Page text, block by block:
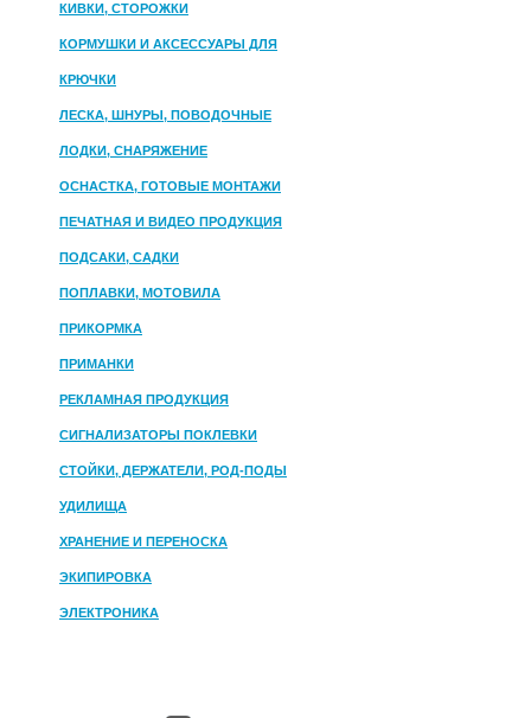
КИВКИ, СТОРОЖКИ
КОРМУШКИ И АКСЕССУАРЫ ДЛЯ
ПРИКОРМКИ
КРЮЧКИ
ЛЕСКА, ШНУРЫ, ПОВОДОЧНЫЕ
МАТЕРИАЛЫ
ЛОДКИ, СНАРЯЖЕНИЕ
ОСНАСТКА, ГОТОВЫЕ МОНТАЖИ
ПЕЧАТНАЯ И ВИДЕО ПРОДУКЦИЯ
ПОДСАКИ, САДКИ
ПОПЛАВКИ, МОТОВИЛА
ПРИКОРМКА
ПРИМАНКИ
РЕКЛАМНАЯ ПРОДУКЦИЯ
СИГНАЛИЗАТОРЫ ПОКЛЕВКИ
СТОЙКИ, ДЕРЖАТЕЛИ, РОД-ПОДЫ
УДИЛИЩА
ХРАНЕНИЕ И ПЕРЕНОСКА
ЭКИПИРОВКА
ЭЛЕКТРОНИКА